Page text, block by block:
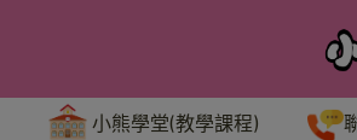
小熊學堂(教學課程)